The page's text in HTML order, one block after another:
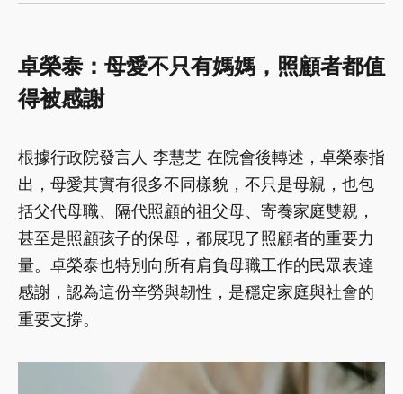
卓榮泰：母愛不只有媽媽，照顧者都值
得被感謝
根據行政院發言人 李慧芝 在院會後轉述，卓榮泰指
出，母愛其實有很多不同樣貌，不只是母親，也包
括父代母職、隔代照顧的祖父母、寄養家庭雙親，
甚至是照顧孩子的保母，都展現了照顧者的重要力
量。卓榮泰也特別向所有肩負母職工作的民眾表達
感謝，認為這份辛勞與韌性，是穩定家庭與社會的
重要支撐。